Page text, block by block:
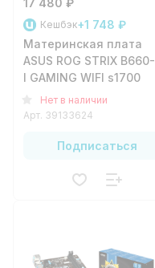
17 480 ₽
Кешбэк+1 748 ₽
Материнская плата
ASUS ROG STRIX B660-
I GAMING WIFI s1700
Нет в наличии
Арт. 39133624
Подписаться